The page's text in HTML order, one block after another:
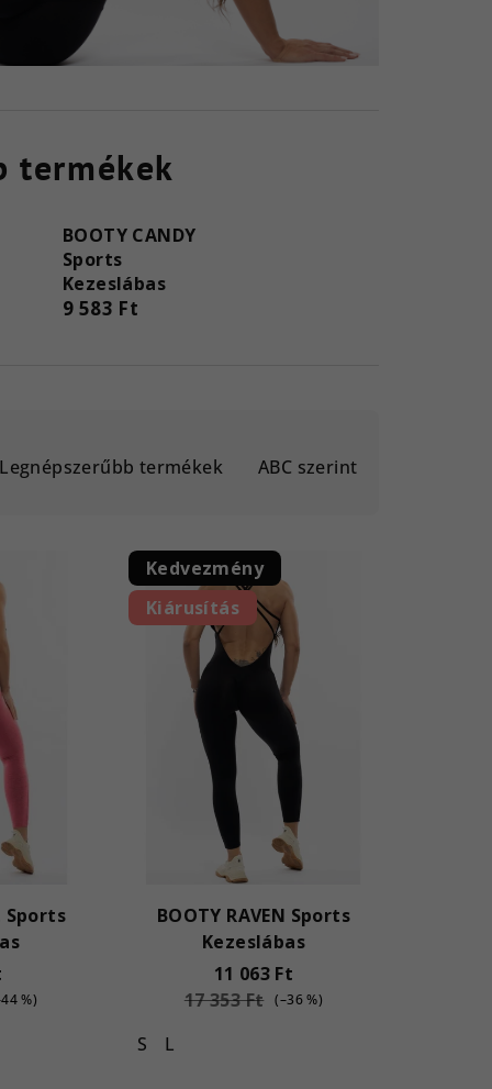
termékek
BOOTY CANDY
Sports
Kezeslábas
9 583 Ft
Legnépszerűbb termékek ABC szerint
Sports
%)
Kedvezmény
Kiárusítás
BOOTY RAVEN Sports
Kezeslábas
11 063 Ft
17 353 Ft
(–36 %)
S L